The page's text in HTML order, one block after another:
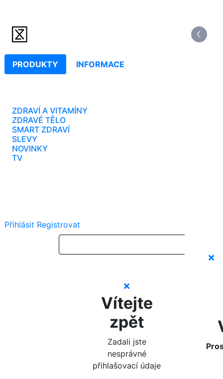
PRODUKTY INFORMACE
ZDRAVÍ A VITAMÍNY
ZDRAVÉ TĚLO
SMART ZDRAVÍ
SLEVY
NOVINKY
TV
Přihlásit Registrovat
Vítejte
zpět
Zadali jste
nesprávné
přihlašovací údaje